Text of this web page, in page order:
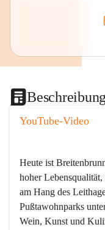
Beschreibung
YouTube-Video
Heute ist
hoher
am Hang des
Pußtawohnparks
Wein, Kunst und